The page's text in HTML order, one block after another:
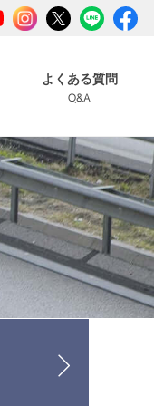
よくある質問
Q&A